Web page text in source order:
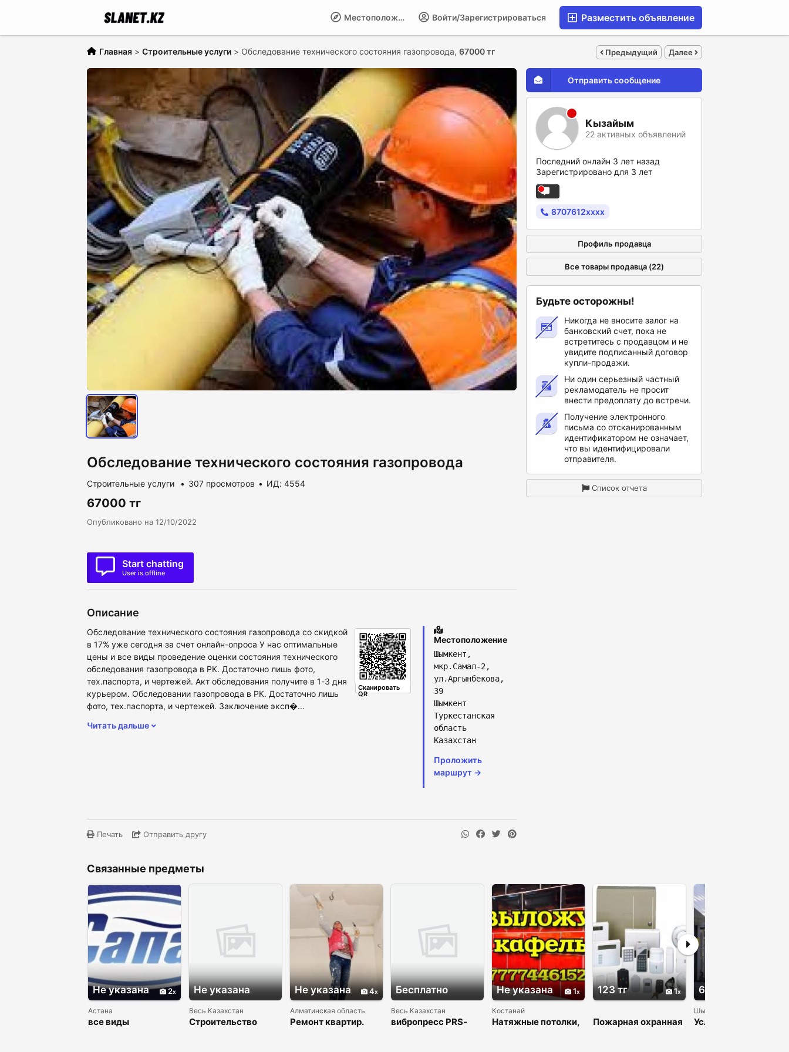
Разместить объявление
Войти/Зарегистрироваться
Местоположение
Главная > Cтроительные услуги > Обследование технического состояния газопровода, 67000 тг Предыдущий Далее
Обследование технического состояния газопровода
Cтроительные услуги 307 просмотров ИД: 4554
67000 тг
Опубликовано на 12/10/2022
Start chatting
User is offline
Описание
Сканировать
QR
Обследование технического состояния газопровода со скидкой
в 17% уже сегодня за счет онлайн-опроса У нас оптимальные
цены и все виды проведение оценки состояния технического
обследования газопровода в РК. Достаточно лишь фото,
тех.паспорта, и чертежей. Акт обследования получите в 1-3 дня
курьером. Обследовании газопровода в РК. Достаточно лишь
фото, тех.паспорта, и чертежей. Заключение эксп�...
Читать дальше
Местоположение
Шымкент,
мкр.Самал-2,
ул.Аргынбекова,
39
Шымкент
Туркестанская
область
Казахстан
Проложить
маршрут →
Печать Отправить другу
Отправить сообщение
Кызайым
22 активных объявлений
Последний онлайн 3 лет назад
Зарегистрировано для 3 лет
8707612xxxx
Профиль продавца
Все товары продавца (22)
Будьте осторожны!
Никогда не вносите залог на
банковский счет, пока не
встретитесь с продавцом и не
увидите подписанный договор
купли-продажи.
Ни один серьезный частный
рекламодатель не просит
внести предоплату до встречи.
Получение электронного
письма со отсканированным
идентификатором не означает,
что вы идентифицировали
отправителя.
Список отчета
Связанные предметы
Не указана 2
Астана
все виды
Не указана
Весь Казахстан
Строительство
Не указана 4
Алматинская область
Ремонт квартир.
Бесплатно
Весь Казахстан
вибропресс PRS-
Не указана 1
Костанай
Натяжные потолки,
123 тг 1
Пожарная охранная
67000 тг
Шымкент
Услуги по